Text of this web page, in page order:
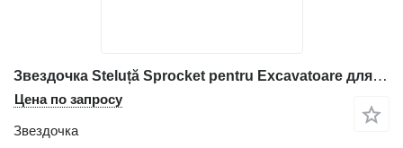
Звездочка Steluță Sprocket pentru Excavatoare для строительной техники Volvo
Цена по запросу
Звездочка